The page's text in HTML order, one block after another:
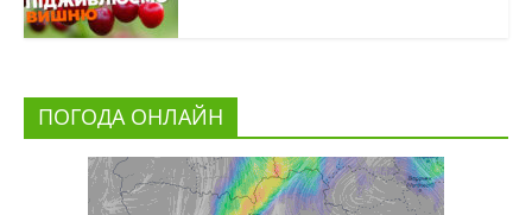
ПОГОДА ОНЛАЙН